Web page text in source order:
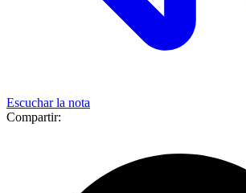
Escuchar la nota
Compartir: